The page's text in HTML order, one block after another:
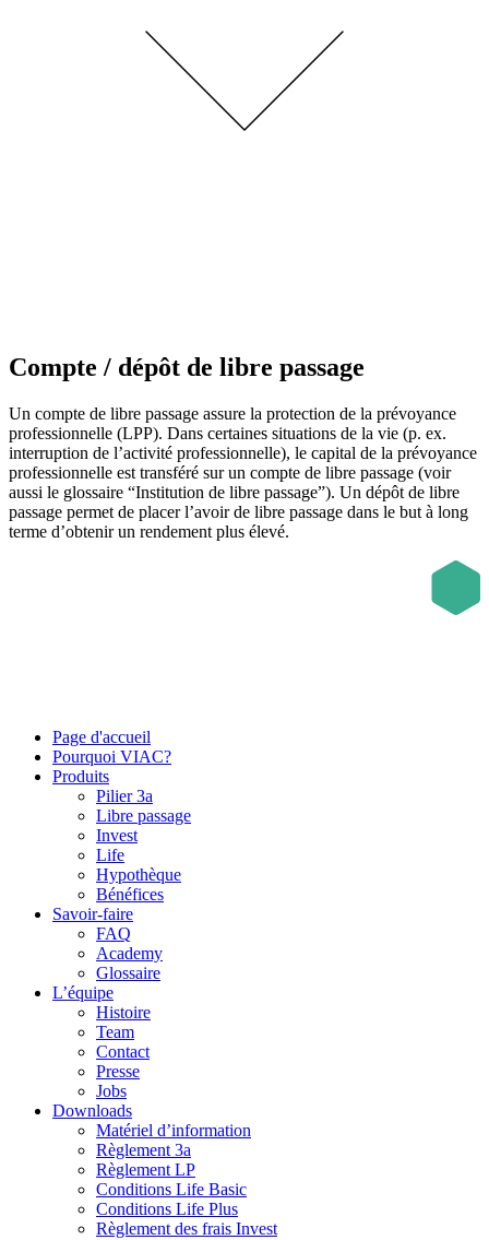
Compte / dépôt de libre passage
Un compte de libre passage assure la protection de la prévoyance
professionnelle (LPP). Dans certaines situations de la vie (p. ex.
interruption de l’activité professionnelle), le capital de la prévoyance
professionnelle est transféré sur un compte de libre passage (voir
aussi le glossaire “Institution de libre passage”). Un dépôt de libre
passage permet de placer l’avoir de libre passage dans le but à long
terme d’obtenir un rendement plus élevé.
Page d'accueil
Pourquoi VIAC?
Produits
Pilier 3a
Libre passage
Invest
Life
Hypothèque
Bénéfices
Savoir-faire
FAQ
Academy
Glossaire
L’équipe
Histoire
Team
Contact
Presse
Jobs
Downloads
Matériel d’information
Règlement 3a
Règlement LP
Conditions Life Basic
Conditions Life Plus
Règlement des frais Invest